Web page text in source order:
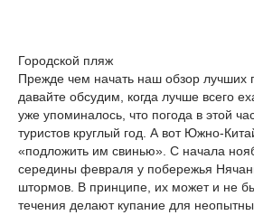
Городской пляж
Прежде чем начать наш обзор лучших
давайте обсудим, когда лучше всего
уже упоминалось, что погода в этой
туристов круглый год. А вот Южно-
«подложить им свинью». С начала
середины февраля у побережья
штормов. В принципе, их может и не
течения делают купание для